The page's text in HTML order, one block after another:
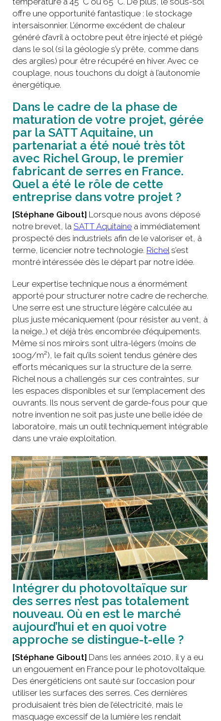
offre une opportunité fantastique : le stockage
intersaisonnier. L’énorme excédent de chaleur
généré d’avril à octobre peut être injecté et piégé
dans le sol (si la géologie s’y prête, comme dans
des argiles) pour être récupéré en hiver. Avec ce
couplage, nous touchons du doigt à l’autonomie
énergétique.
Dans le cadre de la phase de
maturation de votre projet, gérée
par la SATT Aquitaine, un
partenariat a été noué très tôt
avec Richel Group, le premier
fabricant de serres en France.
Quel a été le rôle de cette
entreprise dans votre projet ?
[Stéphane Gibout] Lorsque nous avons déposé
notre brevet, la SATT Aquitaine a immédiatement
prospecté des industriels afin de le valoriser et, à
terme, licencier notre technologie. Richel s’est
montré intéressée dès le départ par notre idée.
Leur expertise technique nous a énormément
apporté pour structurer notre cadre de recherche.
Une serre est une structure légère calculée au
plus juste mécaniquement (pour résister au vent, à
la neige…) et déjà très encombrée d’équipements.
Même si nos miroirs sont ultra-légers (moins de
100g/m²), le fait qu’ils soient tendus génère des
efforts mécaniques sur la structure de la serre.
Richel nous a challengés sur ces contraintes, sur
les espaces disponibles et sur l’emplacement des
ouvrants. Ils nous servent de garde-fous pour que
notre invention ne soit pas juste une belle idée de
laboratoire, mais un outil techniquement intégrable
dans une vraie exploitation.
Intégrer du photovoltaïque sur
des serres n’est pas totalement
nouveau. Où en est le marché
aujourd’hui et en quoi votre
approche se distingue-t-elle ?
[Stéphane Gibout] Dans les années 2010, il y a eu
un engouement en France pour le photovoltaïque.
Des énergéticiens ont sauté sur l’occasion pour
utiliser les surfaces des serres. Ces dernières
produisaient très bien de l’électricité, mais le
masquage excessif de la lumière les rendait